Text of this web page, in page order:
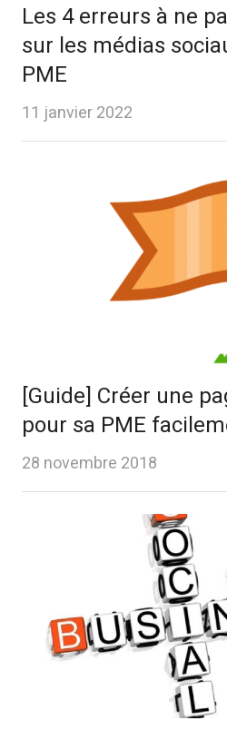
Les 4 erreurs à ne
sur les médias
PME
11 janvier 2022
[Guide] Créer une
pour sa PME
28 novembre 2018